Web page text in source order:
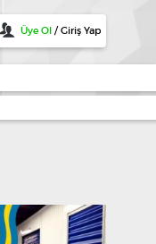
Üye Ol / Giriş Yap